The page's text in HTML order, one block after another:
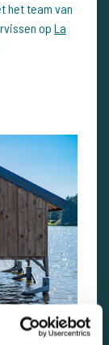
het team van
op La